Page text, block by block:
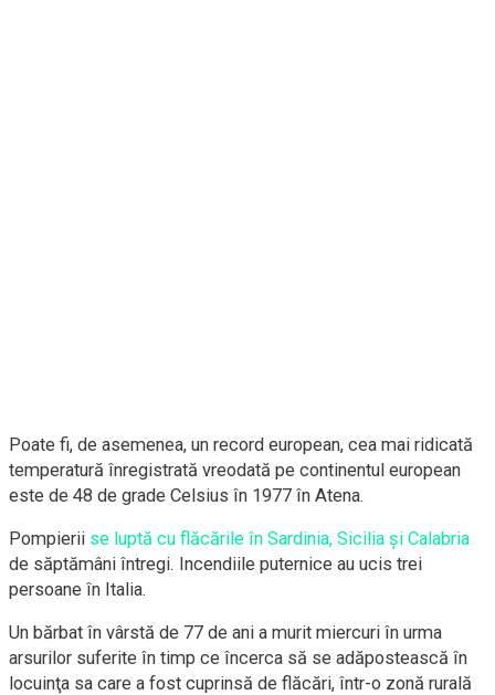
Poate fi, de asemenea, un record european, cea mai ridicată
temperatură înregistrată vreodată pe continentul european
este de 48 de grade Celsius în 1977 în Atena.
Pompierii se luptă cu flăcările în Sardinia, Sicilia și Calabria
de săptămâni întregi. Incendiile puternice au ucis trei
persoane în Italia.
Un bărbat în vârstă de 77 de ani a murit miercuri în urma
arsurilor suferite în timp ce încerca să se adăpostească în
locuinţa sa care a fost cuprinsă de flăcări, într-o zonă rurală